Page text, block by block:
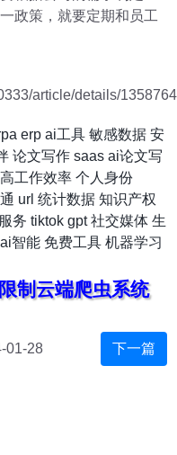
政策，就要定期和员工
article/details/
erp ai工具 敏感数据 安
论文写作 saas ai论文写
工作效率 个人身份
url 统计数据 知识产权
务 tiktok gpt 社交媒体 生
ai智能 免费工具 机器学习
制云端爬虫系统
01-28 下一篇